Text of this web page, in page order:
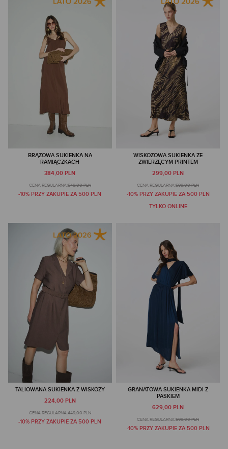
BRĄZOWA SUKIENKA NA
RAMIĄCZKACH
384,00 PLN
CENA REGULARNA:549,00 PLN
-10% PRZY ZAKUPIE ZA 500 PLN
WISKOZOWA SUKIENKA ZE
ZWIERZĘCYM PRINTEM
299,00 PLN
CENA REGULARNA:599,00 PLN
-10% PRZY ZAKUPIE ZA 500 PLN
TYLKO ONLINE
TALIOWANA SUKIENKA Z WISKOZY
224,00 PLN
CENA REGULARNA:449,00 PLN
-10% PRZY ZAKUPIE ZA 500 PLN
GRANATOWA SUKIENKA MIDI Z
PASKIEM
629,00 PLN
CENA REGULARNA:699,00 PLN
-10% PRZY ZAKUPIE ZA 500 PLN